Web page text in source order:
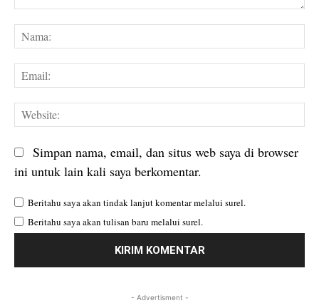
Simpan nama, email, dan situs web saya di browser
ini untuk lain kali saya berkomentar.
Beritahu saya akan tindak lanjut komentar melalui surel.
Beritahu saya akan tulisan baru melalui surel.
- Advertisment -